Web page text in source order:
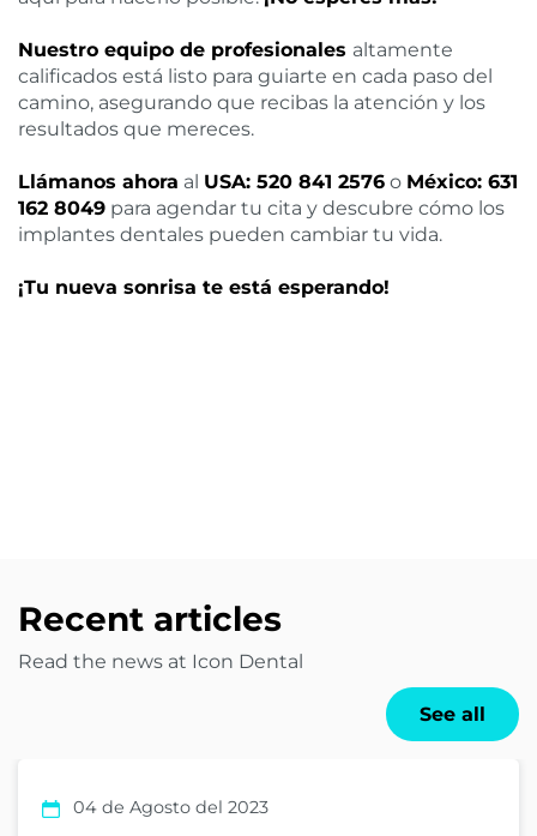
Nuestro equipo de profesionales altamente
calificados está listo para guiarte en cada paso del
camino, asegurando que recibas la atención y los
resultados que mereces.
Llámanos ahora al USA: 520 841 2576 o México: 631
162 8049 para agendar tu cita y descubre cómo los
implantes dentales pueden cambiar tu vida.
¡Tu nueva sonrisa te está esperando!
Recent articles
Read the news at Icon Dental
See all
04 de Agosto del 2023